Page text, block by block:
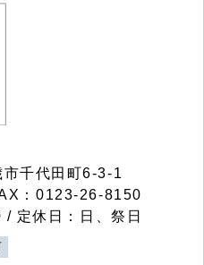
千代田町6-3-1
：0123-26-8150
定休日：日、祭日